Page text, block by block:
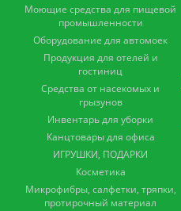
Моющие средства для пищевой
промышленности
Оборудование для автомоек
Продукция для отелей и
гостиниц
Средства от насекомых и
грызунов
Инвентарь для уборки
Канцтовары для офиса
ИГРУШКИ, ПОДАРКИ
Косметика
Микрофибры, салфетки, тряпки,
протирочный материал